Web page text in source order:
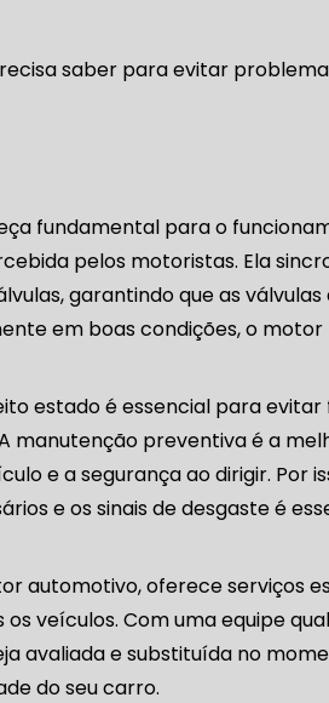
SÃO PAULO AUTO
DENTADAS
LAND ROVER CORREIA
MANUTENÇÃO CORREIA
fundamental para o
pelos motoristas. Ela
garantindo que as
em boas condições, o
estado é essencial para evitar
manutenção preventiva é a
e a segurança ao dirigir. Por
e os sinais de desgaste é
automotivo, oferece serviços
veículos. Com uma equipe
avaliada e substituída no
do seu carro.